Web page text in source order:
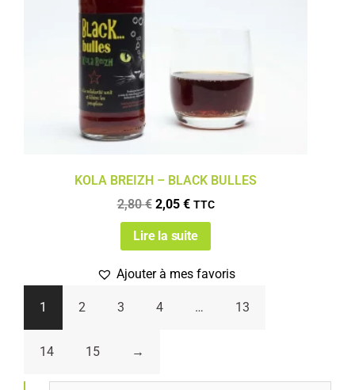
KOLA BREIZH – BLACK BULLES
2,80€ 2,05 € TTC
Lire la suite
Ajouter à mes favoris
1 2 3 4 … 13
14 15 →